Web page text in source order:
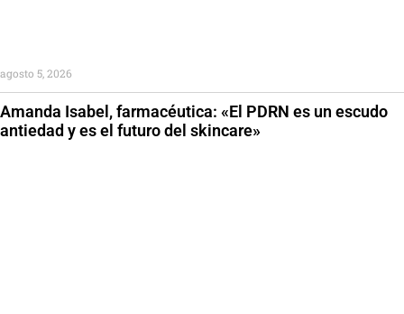
Amanda Isabel, farmacéutica: «El PDRN es un escudo
antiedad y es el futuro del skincare»
agosto 5, 2026